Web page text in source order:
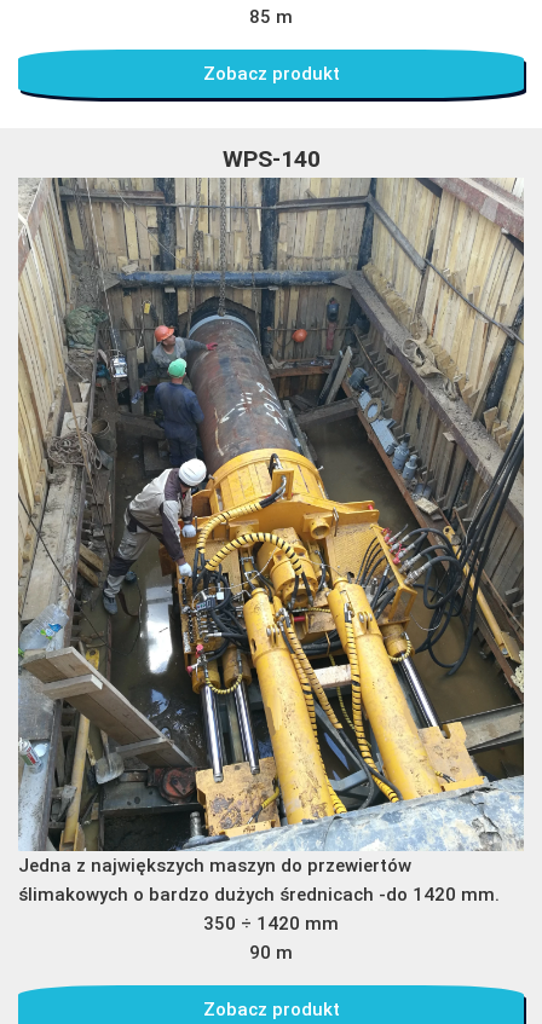
85 m
Zobacz produkt
WPS-140
Jedna z największych maszyn do przewiertów
ślimakowych o bardzo dużych średnicach -do 1420 mm.
350 ÷ 1420 mm
90 m
Zobacz produkt